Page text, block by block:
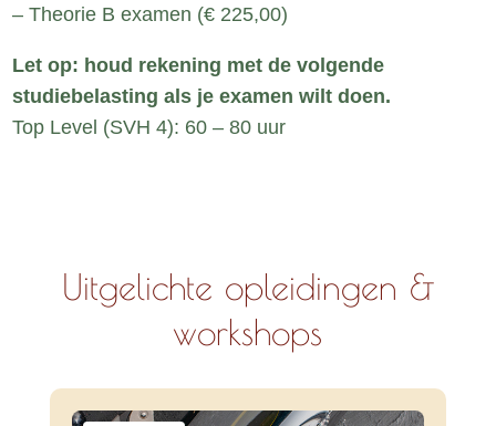
– Theorie B examen (€ 225,00)
Let op: houd rekening met de volgende
studiebelasting als je examen wilt doen.
Top Level (SVH 4): 60 – 80 uur
Uitgelichte opleidingen &
workshops